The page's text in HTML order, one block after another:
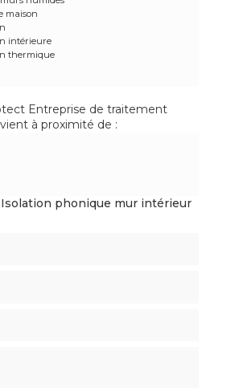
maison
intérieure
thermique
Entreprise de traitement
à proximité de :
phonique mur intérieur